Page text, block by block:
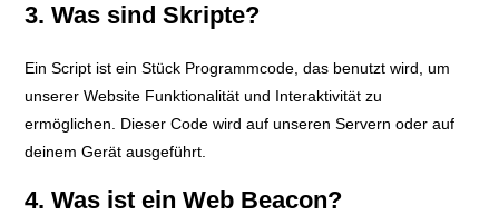
3. Was sind Skripte?
Ein Script ist ein Stück Programmcode, das benutzt wird, um
unserer Website Funktionalität und Interaktivität zu
ermöglichen. Dieser Code wird auf unseren Servern oder auf
deinem Gerät ausgeführt.
4. Was ist ein Web Beacon?